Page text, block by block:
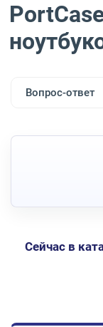
Вопрос-ответ
Сейчас в